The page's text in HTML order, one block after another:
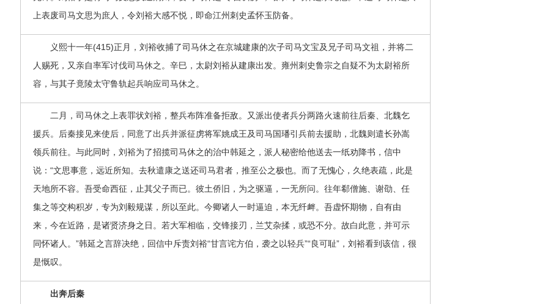
上表废司马文思为庶人，令刘裕大感不悦，即命江州刺史孟怀玉防备。
义熙十一年(415)正月，刘裕收捕了司马休之在京城建康的次子司马文宝及兄子司马文祖，并将二
人赐死，又亲自率军讨伐司马休之。辛巳，太尉刘裕从建康出发。雍州刺史鲁宗之自疑不为太尉裕所
容，与其子竟陵太守鲁轨起兵响应司马休之。
二月，司马休之上表罪状刘裕，整兵布阵准备拒敌。又派出使者兵分两路火速前往后秦、北魏乞
援兵。后秦接见来使后，同意了出兵并派征虏将军姚成王及司马国璠引兵前去援助，北魏则遣长孙嵩
领兵前往。与此同时，刘裕为了招揽司马休之的治中韩延之，派人秘密给他送去一纸劝降书，信中
说：“文思事意，远近所知。去秋遣康之送还司马君者，推至公之极也。而了无愧心，久绝表疏，此是
天地所不容。吾受命西征，止其父子而已。彼土侨旧，为之驱逼，一无所问。往年郗僧施、谢劭、任
集之等交构积岁，专为刘毅规谋，所以至此。今卿诸人一时逼迫，本无纤衅。吾虚怀期物，自有由
来，今在近路，是诸贤济身之日。若大军相临，交锋接刃，兰艾杂揉，或恐不分。故白此意，并可示
同怀诸人。”韩延之言辞决绝，回信中斥责刘裕“甘言诧方伯，袭之以轻兵”“良可耻”，刘裕看到该信，很
是慨叹。
出奔后秦